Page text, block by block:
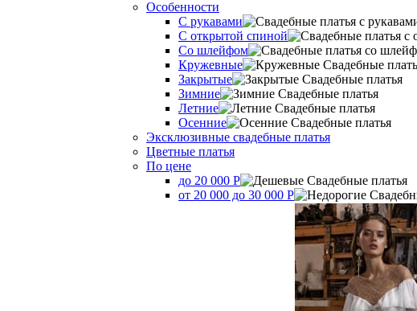
Оcобенности
С рукавами
С открытой спиной
Со шлейфом
Кружевные
Закрытые
Зимние
Летние
Осенние
Эксклюзивные свадебные платья
Цветные платья
По цене
до 20 000 Р
от 20 000 до 30 000 Р